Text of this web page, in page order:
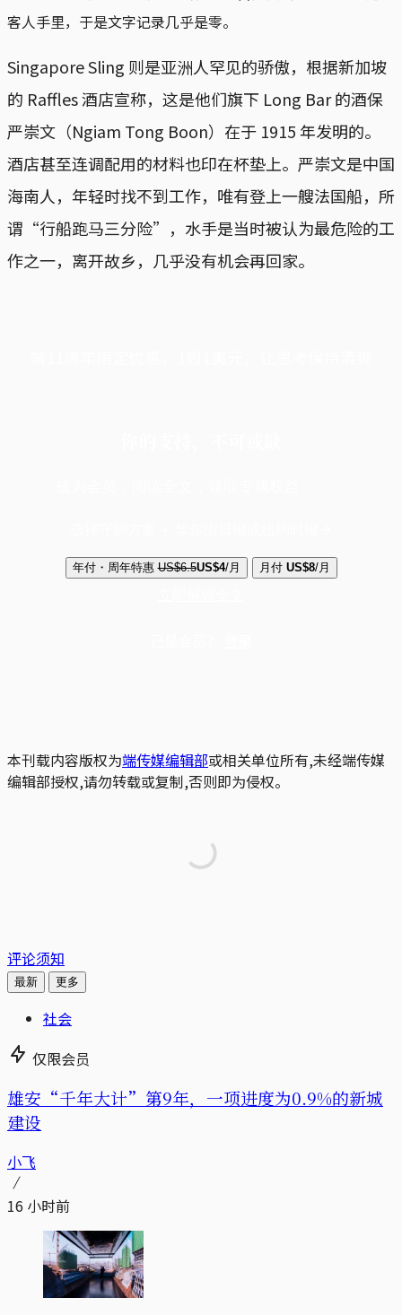
客人手里，于是文字记录几乎是零。
Singapore Sling 则是亚洲人罕见的骄傲，根据新加坡
的 Raffles 酒店宣称，这是他们旗下 Long Bar 的酒保
严崇文（Ngiam Tong Boon）在于 1915 年发明的。
酒店甚至连调配用的材料也印在杯垫上。严崇文是中国
海南人，年轻时找不到工作，唯有登上一艘法国船，所
谓“行船跑马三分险”，水手是当时被认为最危险的工
作之一，离开故乡，几乎没有机会再回家。
年付・周年特惠 US$6.5US$4/月 月付 US$8/月
本刊载内容版权为端传媒编辑部或相关单位所有,未经端传媒
编辑部授权,请勿转载或复制,否则即为侵权。
评论须知
最新 更多
社会
仅限会员
雄安“千年大计”第9年，一项进度为0.9%的新城
建设
小飞
16 小时前